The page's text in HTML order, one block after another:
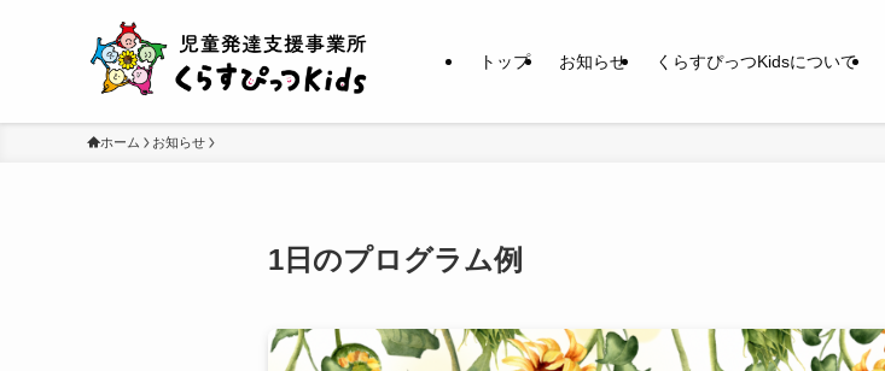
トップ お知らせ くらすぴっつKidsについて
ホーム お知らせ
1日のプログラム例